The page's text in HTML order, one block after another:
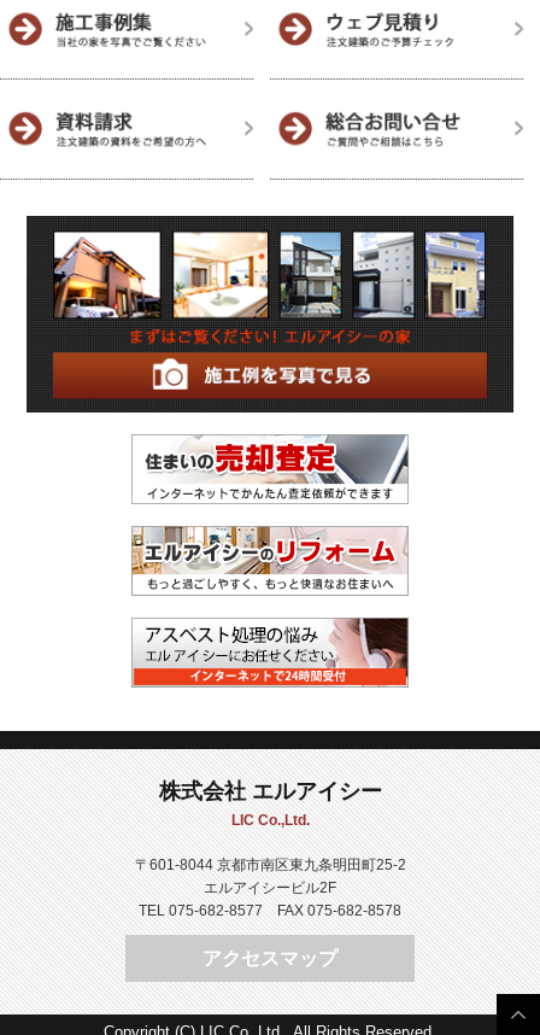
株式会社 エルアイシー
LIC Co.,Ltd.
〒601-8044 京都市南区東九条明田町25-2
エルアイシービル2F
TEL 075-682-8577 FAX 075-682-8578
アクセスマップ